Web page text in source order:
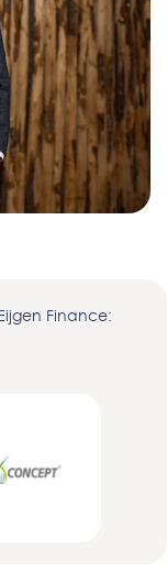
Finance: